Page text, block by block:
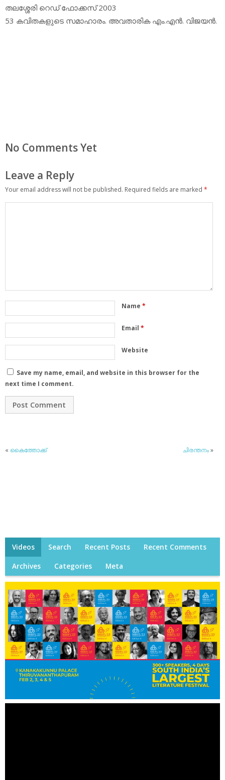
തലശ്ശേരി റെഡ് ഫോക്കസ് 2003
53 കവിതകളുടെ സമാഹാരം. അവതാരിക എം.എന്‍. വിജയന്‍.
No Comments Yet
Leave a Reply
Your email address will not be published. Required fields are marked *
Name *
Email *
Website
Save my name, email, and website in this browser for the
next time I comment.
« കൈത്തോക്ക് ചിരന്തനം»
Videos Search Recent Posts Recent Comments
Archives Categories Meta